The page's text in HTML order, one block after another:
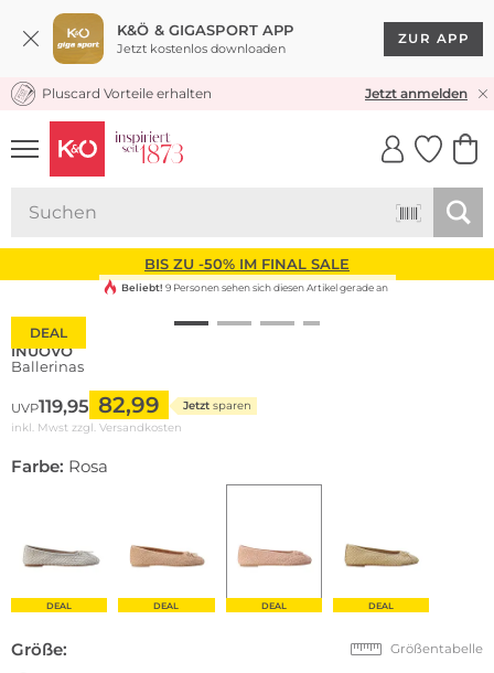
K&Ö & GIGASPORT APP
Jetzt kostenlos downloaden
ZUR APP
KOSTENLOSER VERSAND* & RÜCKVERSAND
Pluscard Vorteile erhalten Jetzt anmelden
UNSERE APP
CLICK &
BIS ZU -50% IM FINAL SALE
DEAL
Beliebt! 9 Personen sehen sich diesen Artikel gerade an
INUOVO
Ballerinas
UVP119,95 82,99 Jetzt sparen
inkl. Mwst zzgl. Versandkosten
Farbe: Rosa
DEAL DEAL DEAL DEAL
Größe: Größentabelle